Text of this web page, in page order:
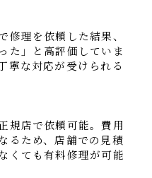
修理を依頼した結果、
た」と高評価していま
寧な対応が受けられる
規店で依頼可能。費用
るため、店舗での見積
くても有料修理が可能